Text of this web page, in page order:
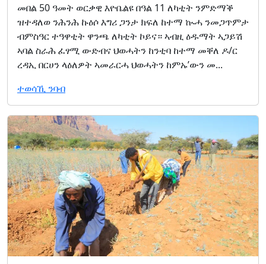
መበል 50 ዓመት ወርቃዊ እዮቤልዩ በዓል 11 ለካቲት ንምድማቕ
ዝተዳለወ ንሕንሕ ኩዕሶ እግሪ ጋንታ ክፍለ ከተማ ኲሓ ንመጋጥምታ
ብምስዓር ተዓዋቲት ዋንጫ ለካቲት ኮይና። ኣብዚ ዕዱማት ኣጋይሽ
ኣባል ስራሕ ፈፃሚ ውድብና ህወሓትን ከንቲባ ከተማ መቐለ ዶ/ር
ረዳኢ በርሀን ላዕለዎት ኣመራርሓ ህወሓትን ከምኡ’ውን መ...
ተወሳኺ ንባብ